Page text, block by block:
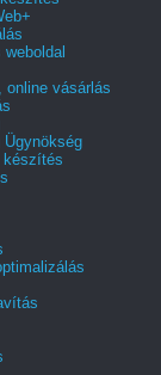
online vásárlás
készítés